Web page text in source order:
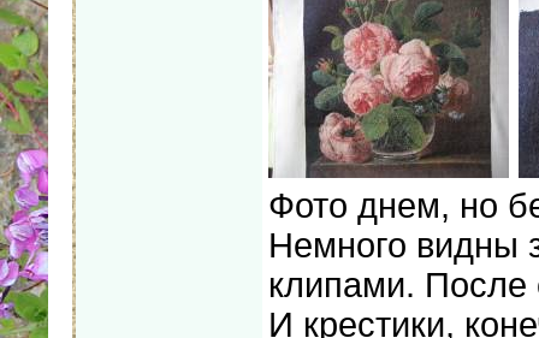
Фото днем, но
Немного видны
клипами. После
И крестики,